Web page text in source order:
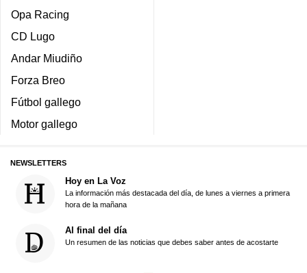
Opa Racing
CD Lugo
Andar Miudiño
Forza Breo
Fútbol gallego
Motor gallego
NEWSLETTERS
Hoy en La Voz
La información más destacada del día, de lunes a viernes a primera
hora de la mañana
Al final del día
Un resumen de las noticias que debes saber antes de acostarte